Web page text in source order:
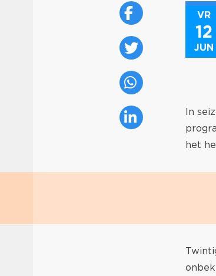
VR
12
JUN
In
het